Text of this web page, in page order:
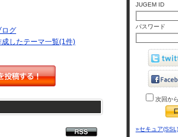
ログ
成したテーマ一覧(1件)
JUGEM ID
パスワード
次回か
»セキュア